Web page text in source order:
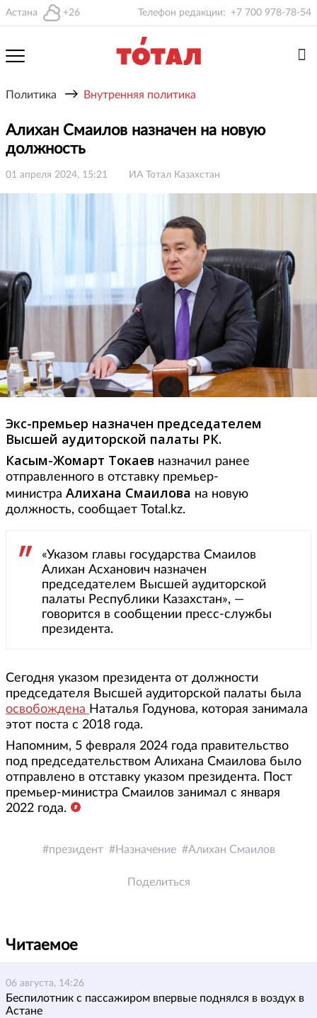
Астана +26 Телефон редакции: +7 700 978-78-54
Политика → Внутренняя политика
Алихан Смаилов назначен на новую
должность
01 апреля 2024, 15:21 ИА Тотал Казахстан
Экс-премьер назначен председателем
Высшей аудиторской палаты РК.
Касым-Жомарт Токаев назначил ранее
отправленного в отставку премьер-
министра Алихана Смаилова на новую
должность, сообщает Total.kz.
«Указом главы государства Смаилов
Алихан Асханович назначен
председателем Высшей аудиторской
палаты Республики Казахстан», —
говорится в сообщении пресс-службы
президента.
Сегодня указом президента от должности
председателя Высшей аудиторской палаты была
освобождена Наталья Годунова, которая занимала
этот поста с 2018 года.
Напомним, 5 февраля 2024 года правительство
под председательством Алихана Смаилова было
отправлено в отставку указом президента. Пост
премьер-министра Смаилов занимал с января
2022 года.
президент Назначение Алихан Смаилов
Поделиться
Читаемое
06 августа, 14:26
Беспилотник с пассажиром впервые поднялся в воздух в
Астане